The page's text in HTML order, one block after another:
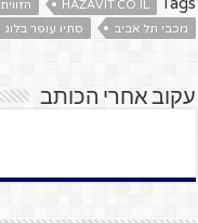
HAZAVIT.CO.IL הזווית
מכבי תל אביב
סתיו עופר בלוג
עקוב אחרי הכותב